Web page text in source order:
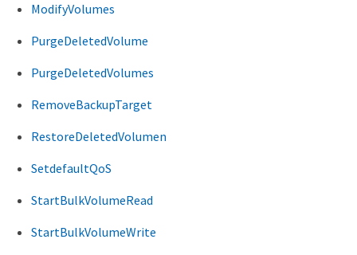
ModifyVolumes
PurgeDeletedVolume
PurgeDeletedVolumes
RemoveBackupTarget
RestoreDeletedVolumen
SetdefaultQoS
StartBulkVolumeRead
StartBulkVolumeWrite